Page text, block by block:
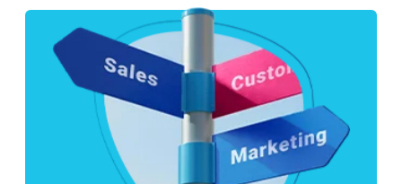
کاربرد منوی صوتی